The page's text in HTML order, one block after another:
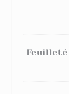
Feuilleté